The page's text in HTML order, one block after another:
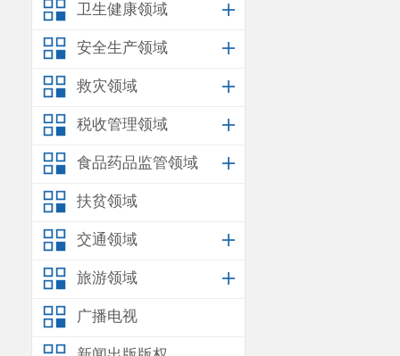
卫生健康领域
安全生产领域
救灾领域
税收管理领域
食品药品监管领域
扶贫领域
交通领域
旅游领域
广播电视